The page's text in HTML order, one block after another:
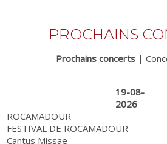
PROCHAINS
Prochains concerts |
19-08-
2026
ROCAMADOUR
FESTIVAL DE ROCAMADOUR
Cantus Missae